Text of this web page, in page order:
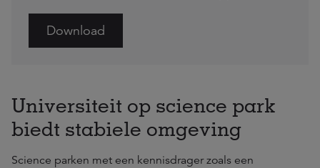
Download
Universiteit op science park
biedt stabiele omgeving
Science parken met een kennisdrager zoals een